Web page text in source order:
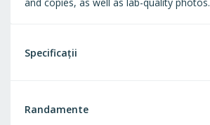
Specificații
Randamente